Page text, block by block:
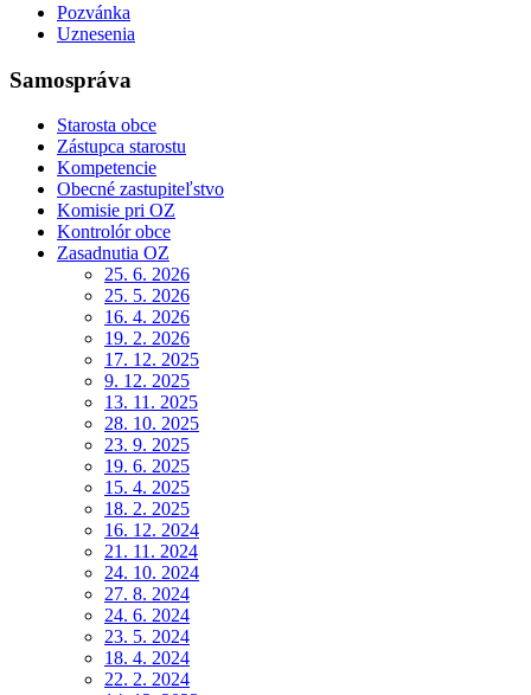
Pozvánka
Uznesenia
Samospráva
Starosta obce
Zástupca starostu
Kompetencie
Obecné zastupiteľstvo
Komisie pri OZ
Kontrolór obce
Zasadnutia OZ
25. 6. 2026
25. 5. 2026
16. 4. 2026
19. 2. 2026
17. 12. 2025
9. 12. 2025
13. 11. 2025
28. 10. 2025
23. 9. 2025
19. 6. 2025
15. 4. 2025
18. 2. 2025
16. 12. 2024
21. 11. 2024
24. 10. 2024
27. 8. 2024
24. 6. 2024
23. 5. 2024
18. 4. 2024
22. 2. 2024